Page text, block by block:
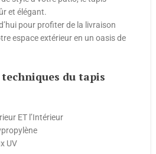
et élégant.
pour profiter de la livraison
espace extérieur en un oasis de
du tapis
ET l’Intérieur
UV